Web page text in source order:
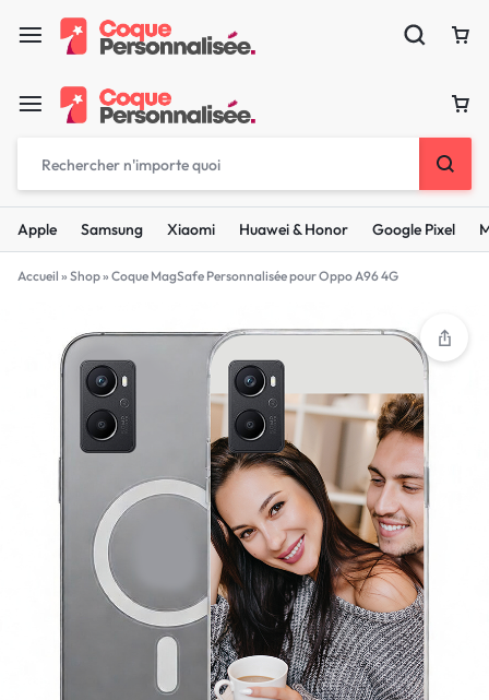
Apple Samsung Xiaomi Huawei & Honor Google Pixel
Accueil » Shop» Coque MagSafe Personnalisée pour Oppo A96 4G